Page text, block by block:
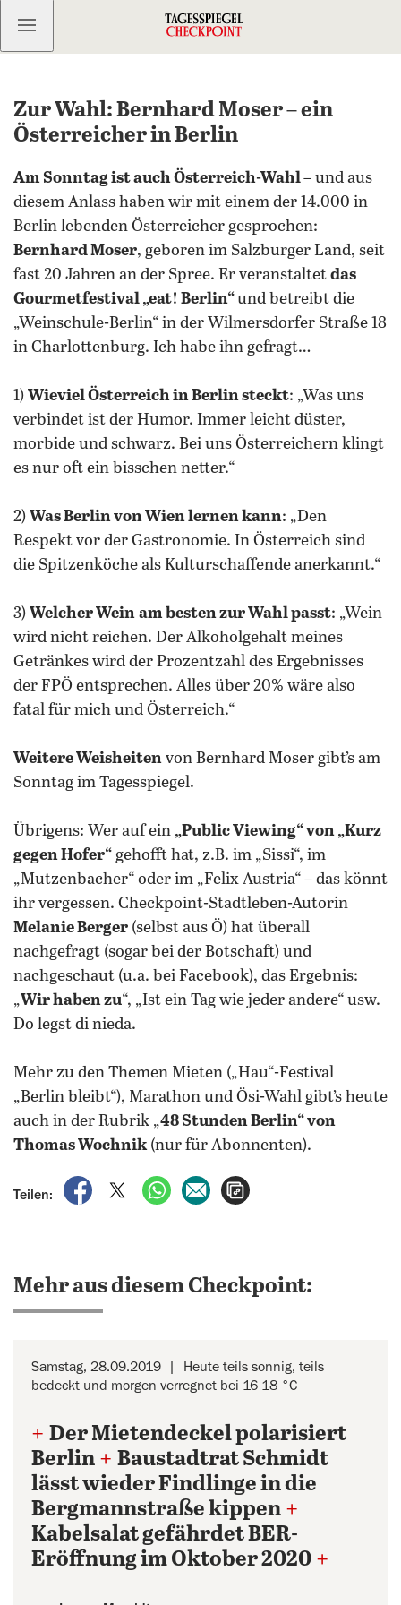
Kostenlos anmelden
Zur Wahl: Bernhard Moser – ein
Österreicher in Berlin
Am Sonntag ist auch Österreich-Wahl– und aus
diesem Anlass haben wir mit einem der 14.000 in
Berlin lebenden Österreicher gesprochen:
Bernhard Moser, geboren im Salzburger Land, seit
fast 20 Jahren an der Spree. Er veranstaltet das
Gourmetfestival „eat! Berlin“und betreibt die
„Weinschule-Berlin“ in der Wilmersdorfer Straße 18
in Charlottenburg. Ich habe ihn gefragt…
1) Wieviel Österreich in Berlin steckt: „Was uns
verbindet ist der Humor. Immer leicht düster,
morbide und schwarz. Bei uns Österreichern klingt
es nur oft ein bisschen netter.“
2) Was Berlin von Wien lernen kann: „Den
Respekt vor der Gastronomie. In Österreich sind
die Spitzenköche als Kulturschaffende anerkannt.“
3) Welcher Wein am besten zur Wahl passt: „Wein
wird nicht reichen. Der Alkoholgehalt meines
Getränkes wird der Prozentzahl des Ergebnisses
der FPÖ entsprechen. Alles über 20% wäre also
fatal für mich und Österreich.“
Weitere Weisheiten von Bernhard Moser gibt’s am
Sonntag im Tagesspiegel.
Übrigens: Wer auf ein „Public Viewing“ von „Kurz
gegen Hofer“ gehofft hat, z.B. im „Sissi“, im
„Mutzenbacher“ oder im „Felix Austria“ – das könnt
ihr vergessen. Checkpoint-Stadtleben-Autorin
Melanie Berger (selbst aus Ö) hat überall
nachgefragt (sogar bei der Botschaft) und
nachgeschaut (u.a. bei Facebook), das Ergebnis:
„Wir haben zu“, „Ist ein Tag wie jeder andere“ usw.
Do legst di nieda.
Mehr zu den Themen Mieten („Hau“-Festival
„Berlin bleibt“), Marathon und Ösi-Wahl gibt’s heute
auch in der Rubrik „48 Stunden Berlin“ von
Thomas Wochnik(nur für Abonnenten).
Teilen:
auf Facebook teilen
auf X teilenper WhatsApp teilen
per E-Mail teilen
Mehr aus diesem Checkpoint:
Samstag, 28.09.2019
Heute teils sonnig, teils
bedeckt und morgen verregnet bei 16-18 °C
+ Der Mietendeckel polarisiert
Berlin + Baustadtrat Schmidt
lässt wieder Findlinge in die
Bergmannstraße kippen +
Kabelsalat gefährdet BER-
Eröffnung im Oktober 2020 +